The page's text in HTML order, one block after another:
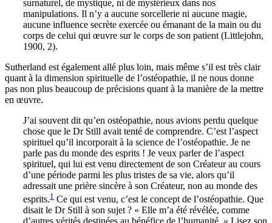
surnaturel, de mystique, ni de mystérieux dans nos
manipulations. Il n’y a aucune sorcellerie ni aucune magie,
aucune influence secrète exercée ou émanant de la main ou du
corps de celui qui œuvre sur le corps de son patient (Littlejohn,
1900, 2).
Sutherland est également allé plus loin, mais même s’il est très clair
quant à la dimension spirituelle de l’ostéopathie, il ne nous donne
pas non plus beaucoup de précisions quant à la manière de la mettre
en œuvre.
J’ai souvent dit qu’en ostéopathie, nous avions perdu quelque
chose que le Dr Still avait tenté de comprendre. C’est l’aspect
spirituel qu’il incorporait à la science de l’ostéopathie. Je ne
parle pas du monde des esprits ! Je veux parler de l’aspect
spirituel, qui lui est venu directement de son Créateur au cours
d’une période parmi les plus tristes de sa vie, alors qu’il
adressait une prière sincère à son Créateur, non au monde des
esprits.1 Ce qui est venu, c’est le concept de l’ostéopathie. Que
disait le Dr Still à son sujet ? « Elle m’a été révélée, comme
d’autres vérités destinées au bénéfice de l’humanité. » Lisez son